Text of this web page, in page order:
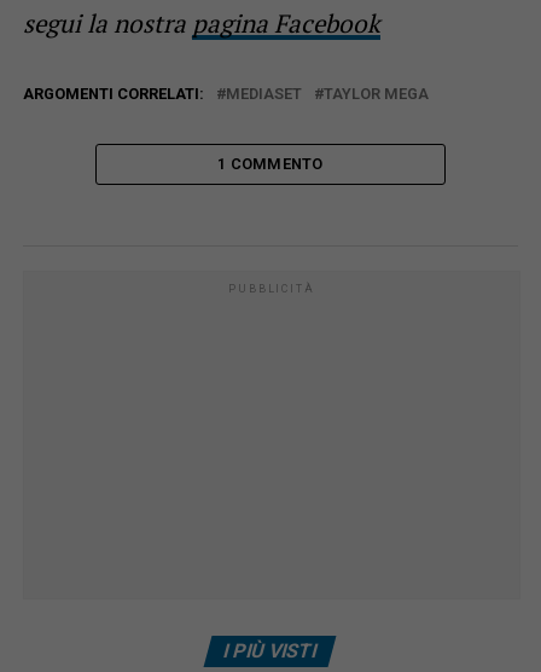
segui la nostra pagina Facebook
ARGOMENTI CORRELATI: MEDIASET TAYLOR MEGA
1 COMMENTO
PUBBLICITÀ
I PIÙ VISTI